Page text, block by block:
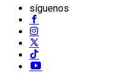
síguenos